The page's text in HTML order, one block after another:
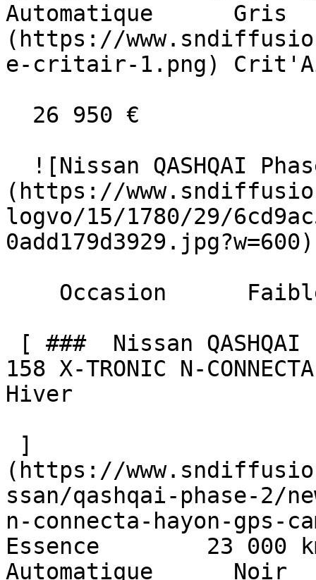
Automatique
(https://
e-critair-1.png)
(https://
logvo/15/1780/29/
158 X-TRONIC N-
Hiver
(https://
ssan/qashqai-phase-2/
n-connecta-hayon-gps-
Essence        23 000
Automatique